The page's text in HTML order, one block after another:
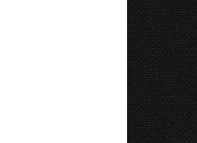
シ
ョ
ン